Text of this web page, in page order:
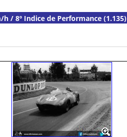
h / 8º Indice de Performance (1.135)